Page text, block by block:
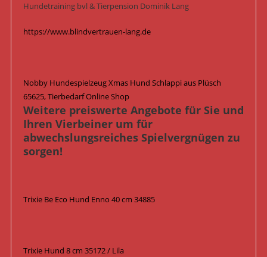
Hundetraining bvl & Tierpension Dominik Lang
https://www.blindvertrauen-lang.de
Nobby Hundespielzeug Xmas Hund Schlappi aus Plüsch
65625, Tierbedarf Online Shop
Weitere preiswerte Angebote für Sie und
Ihren Vierbeiner um für
abwechslungsreiches Spielvergnügen zu
sorgen!
Trixie Be Eco Hund Enno 40 cm 34885
Trixie Hund 8 cm 35172 / Lila